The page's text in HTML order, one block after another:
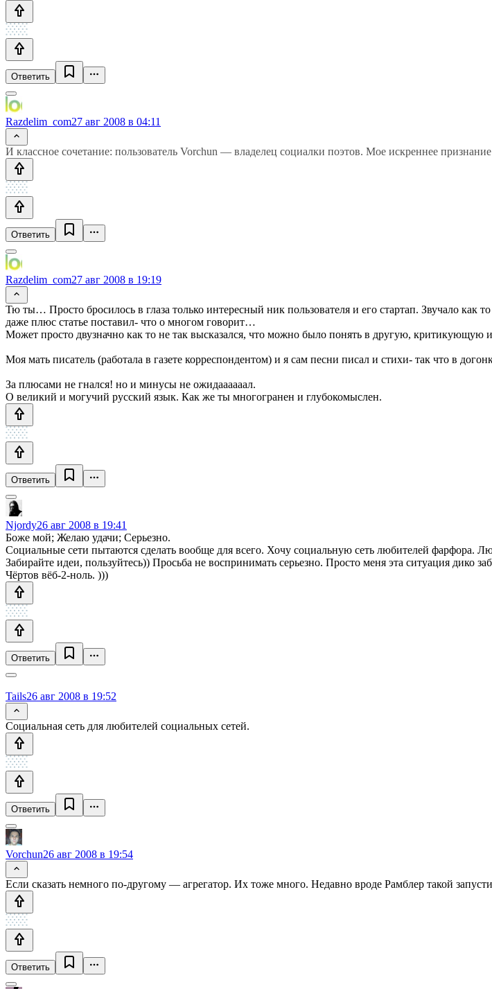
Ответить
Razdelim_com27 авг 2008 в 04:11
И классное сочетание: пользователь Vorchun — владелец социалки поэтов. Мое искреннее
Ответить
Razdelim_com27 авг 2008 в 19:19
Тю ты… Просто бросилось в глаза только интересный ник пользователя и его стартап. Звучало как
даже плюс статье поставил- что о многом говорит…
Может просто двузначно как то не так высказался, что можно было понять в другую,
Моя мать писатель (работала в газете корреспондентом) и я сам песни писал и стихи- так что в
За плюсами не гнался! но и минусы не ожидаааааал.
О великий и могучий русский язык. Как же ты многогранен и глубокомыслен.
Ответить
Njordy26 авг 2008 в 19:41
Боже мой; Желаю удачи; Серьезно.
Социальные сети пытаются сделать вообще для всего. Хочу социальную сеть любителей фарфора.
Забирайте идеи, пользуйтесь)) Просьба не воспринимать серьезно. Просто меня эта ситуация дико
Чёртов вёб-2-ноль. )))
Ответить
Tails26 авг 2008 в 19:52
Социальная сеть для любителей социальных сетей.
Ответить
Vorchun26 авг 2008 в 19:54
Если сказать немного по-другому — агрегатор. Их тоже много. Недавно вроде Рамблер такой
Ответить